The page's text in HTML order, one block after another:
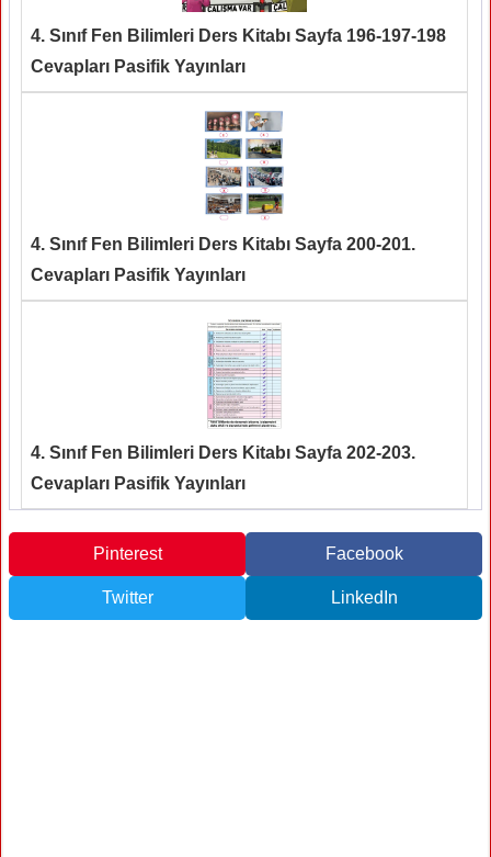
4. Sınıf Fen Bilimleri Ders Kitabı Sayfa 196-197-198
Cevapları Pasifik Yayınları
4. Sınıf Fen Bilimleri Ders Kitabı Sayfa 200-201.
Cevapları Pasifik Yayınları
4. Sınıf Fen Bilimleri Ders Kitabı Sayfa 202-203.
Cevapları Pasifik Yayınları
Pinterest Facebook
Twitter LinkedIn